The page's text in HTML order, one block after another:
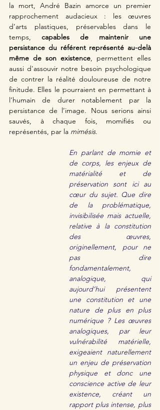
la mort, André Bazin amorce un premier
rapprochement audacieux : les œuvres
d’arts plastiques, préservables dans le
temps, capables de maintenir une
persistance du référent représenté au-delà
même de son existence, permettent elles
aussi d'assouvir notre besoin psychologique
de contrer la réalité douloureuse de notre
finitude. Elles le pourraient en permettant à
l’humain de durer notablement par la
persistance de l’image. Nous serions ainsi
sauvés, à chaque fois, momifiés ou
représentés, par la mimésis.
En parlant de momie et
de corps, les enjeux de
matérialité et de
préservation sont ici au
cœur du sujet. Que dire
de la problématique,
invisibilisée mais actuelle,
relative à la constitution
des œuvres,
originellement, pour ne
pas dire
fondamentalement,
analogique, qui
aujourd’hui présentent
une constitution et une
nature de plus en plus
numérique ? Les œuvres
analogiques, par leur
vulnérabilité matérielle,
exigeaient naturellement
un enjeu de préservation
physique et donc une
conscience active de leur
existence, créant un
rapport plus intense, plus